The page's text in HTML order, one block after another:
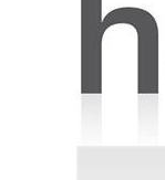
Sortiment